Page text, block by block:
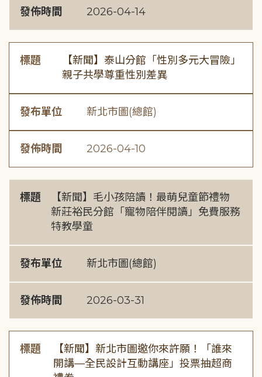
發佈時間 2026-04-14
標題
【新聞】泰山分館「性別多元大冒險」
親子共學尊重性別差異
發布單位 新北市圖(總館)
發佈時間 2026-04-10
標題
【新聞】毛小孩陪讀！最萌兒童節禮物
新莊裕民分館「寵物陪伴閱讀」免費服務
特教學童
發布單位 新北市圖(總館)
發佈時間 2026-03-31
標題
【新聞】新北市圖邀你來許願！「誰來
開講—全民設計互動講座」投票抽超商